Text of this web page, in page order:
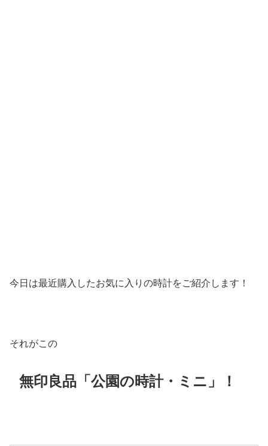
今日は最近購入したお気に入りの時計をご紹介します！
それがこの
無印良品「公園の時計・ミニ」！